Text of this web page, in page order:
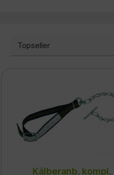
Kälberanb, kompl,